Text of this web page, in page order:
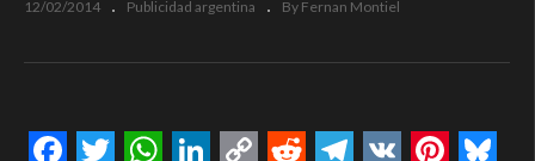
12/02/2014 Publicidad argentina By Fernan Montiel